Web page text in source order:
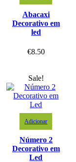
Abacaxi
Decorativo em
led
€8.50
Sale!
Adicionar
Número 2
Decorativo em
Led